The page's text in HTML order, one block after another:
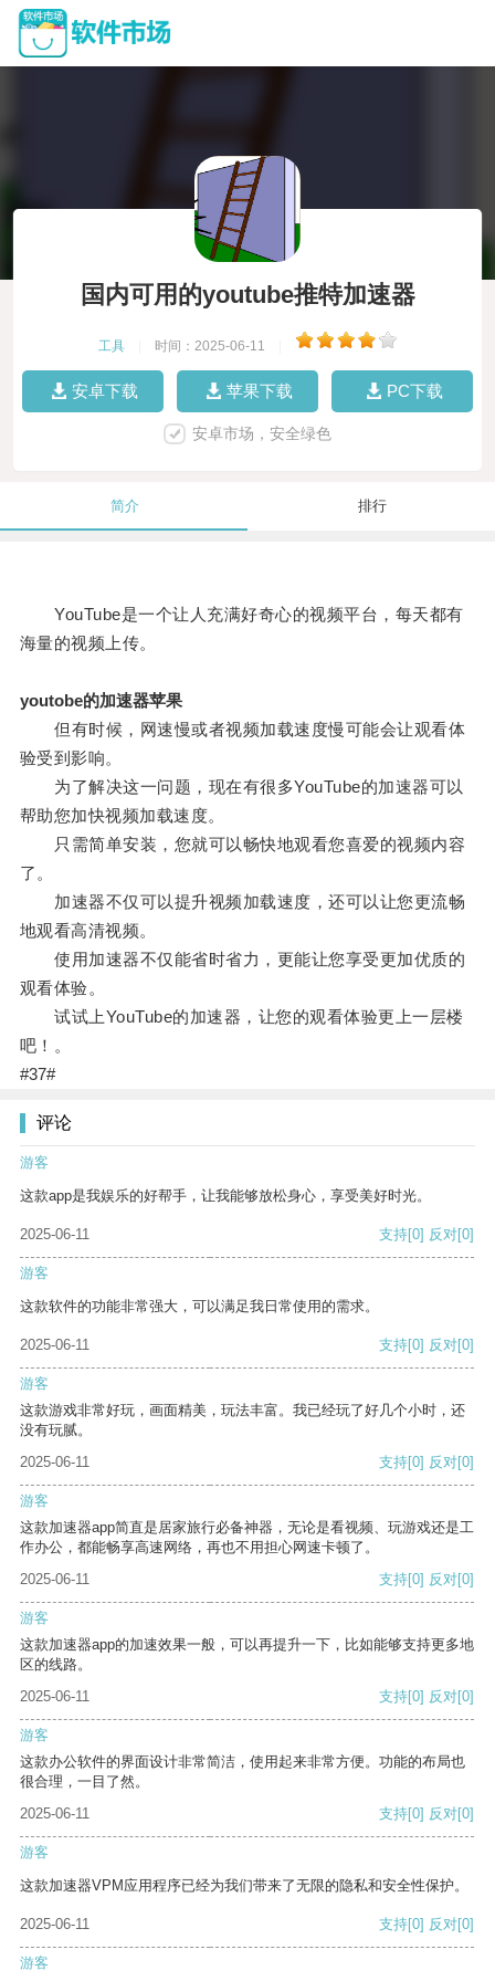
国内可用的youtube推特加速器
工具 时间：2025-06-11
安卓下载 苹果下载 PC下载
安卓市场，安全绿色
简介 排行
YouTube是一个让人充满好奇心的视频平台，每天都有
海量的视频上传。
youtobe的加速器苹果
但有时候，网速慢或者视频加载速度慢可能会让观看体
验受到影响。
为了解决这一问题，现在有很多YouTube的加速器可以
帮助您加快视频加载速度。
只需简单安装，您就可以畅快地观看您喜爱的视频内容
了。
加速器不仅可以提升视频加载速度，还可以让您更流畅
地观看高清视频。
使用加速器不仅能省时省力，更能让您享受更加优质的
观看体验。
试试上YouTube的加速器，让您的观看体验更上一层楼
吧！。
#37#
评论
游客
这款app是我娱乐的好帮手，让我能够放松身心，享受美好时光。
2025-06-11 支持[0] 反对[0]
游客
这款软件的功能非常强大，可以满足我日常使用的需求。
2025-06-11 支持[0] 反对[0]
游客
这款游戏非常好玩，画面精美，玩法丰富。我已经玩了好几个小时，还
没有玩腻。
2025-06-11
支持[0] 反对[0]
游客
这款加速器app简直是居家旅行必备神器，无论是看视频、玩游戏还是工
作办公，都能畅享高速网络，再也不用担心网速卡顿了。
2025-06-11
支持[0] 反对[0]
游客
这款加速器app的加速效果一般，可以再提升一下，比如能够支持更多地
区的线路。
2025-06-11
支持[0] 反对[0]
游客
这款办公软件的界面设计非常简洁，使用起来非常方便。功能的布局也
很合理，一目了然。
2025-06-11
支持[0] 反对[0]
游客
这款加速器VPM应用程序已经为我们带来了无限的隐私和安全性保护。
2025-06-11 支持[0] 反对[0]
游客